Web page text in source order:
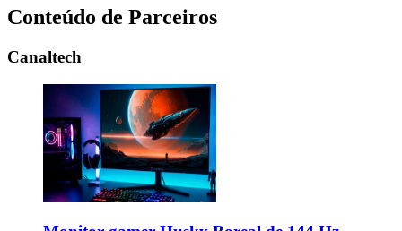
Conteúdo de Parceiros
Canaltech